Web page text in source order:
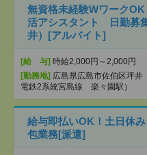
無資格未経験Wワーク
活アシスタント 日勤募
井）[アルバイト]
[給 与] 時給2,000円～2,000円
[勤務地] 広島県広島市佐伯区坪井
電鉄2系統宮島線 楽々園駅）
給与即払いOK！土日休
包業務[派遣]